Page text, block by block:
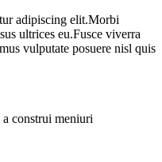
adipiscing elit.Morbi
ultrices eu.Fusce viverra
vulputate posuere nisl quis
construi meniuri